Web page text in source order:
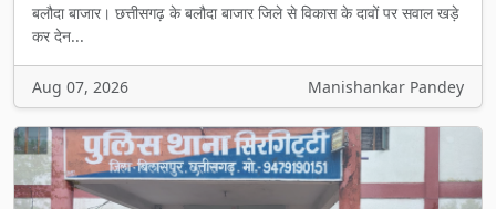
बलौदा बाजार। छत्तीसगढ़ के बलौदा बाजार जिले से विकास के दावों पर सवाल खड़े
कर देन...
Aug 07, 2026 Manishankar Pandey